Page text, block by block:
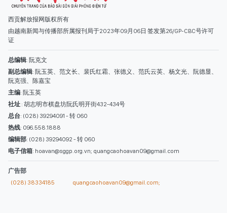
西贡解放报网版权所有
由越南新闻与传播部所属报刊局于2023年09月06日 签发第26/GP-CBC号许可
证
总编辑
副总编辑: 阮玉英、范文长、裴氏红霜、张德义、范氏云英、杨文光、阮德显、